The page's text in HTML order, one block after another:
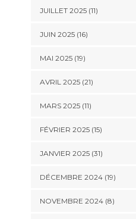
JUILLET 2025 (11)
JUIN 2025 (16)
MAI 2025 (19)
AVRIL 2025 (21)
MARS 2025 (11)
FÉVRIER 2025 (15)
JANVIER 2025 (31)
DÉCEMBRE 2024 (19)
NOVEMBRE 2024 (8)